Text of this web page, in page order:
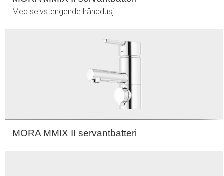
Med selvstengende hånddusj
MORA MMIX II servantbatteri